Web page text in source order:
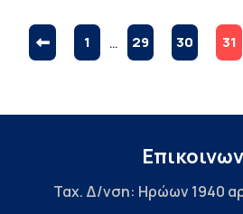
1 … 29 30 31
Ταχ. Δ/νση: Ηρώων 1940